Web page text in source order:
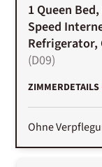
1 Queen
Speed
Refrigerator,
(D09)
ZIMMERDETAILS
Ohne